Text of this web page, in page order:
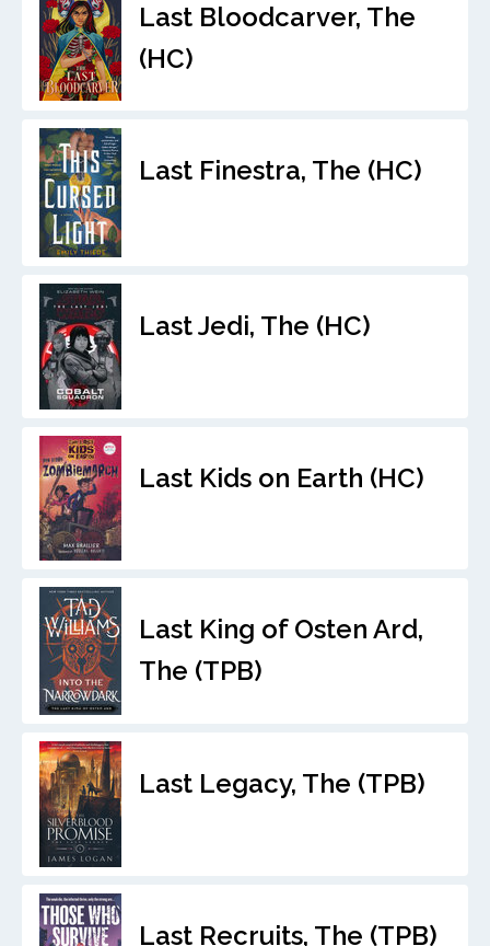
Last Bloodcarver, The
(HC)
Last Finestra, The (HC)
Last Jedi, The (HC)
Last Kids on Earth (HC)
Last King of Osten Ard,
The (TPB)
Last Legacy, The (TPB)
Last Recruits, The (TPB)